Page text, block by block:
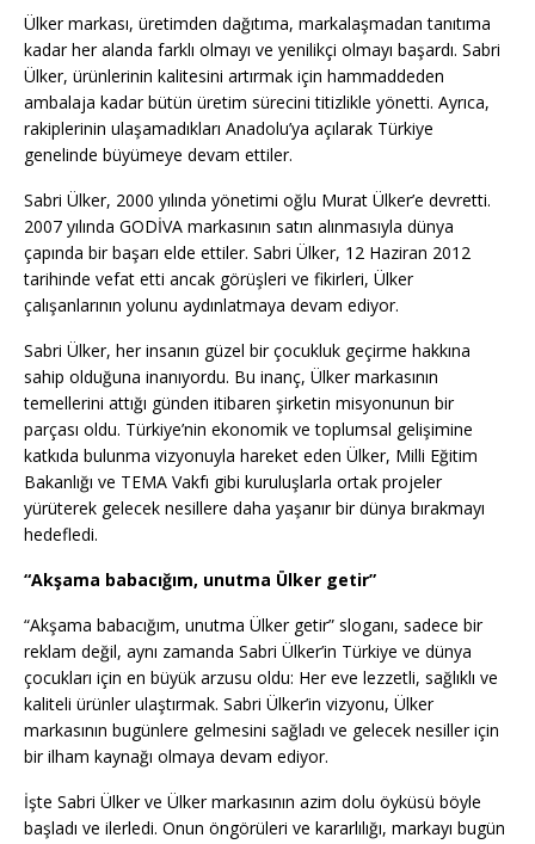
Ülker markası, üretimden dağıtıma, markalaşmadan tanıtıma
kadar her alanda farklı olmayı ve yenilikçi olmayı başardı. Sabri
Ülker, ürünlerinin kalitesini artırmak için hammaddeden
ambalaja kadar bütün üretim sürecini titizlikle yönetti. Ayrıca,
rakiplerinin ulaşamadıkları Anadolu’ya açılarak Türkiye
genelinde büyümeye devam ettiler.
Sabri Ülker, 2000 yılında yönetimi oğlu Murat Ülker’e devretti.
2007 yılında GODİVA markasının satın alınmasıyla dünya
çapında bir başarı elde ettiler. Sabri Ülker, 12 Haziran 2012
tarihinde vefat etti ancak görüşleri ve fikirleri, Ülker
çalışanlarının yolunu aydınlatmaya devam ediyor.
Sabri Ülker, her insanın güzel bir çocukluk geçirme hakkına
sahip olduğuna inanıyordu. Bu inanç, Ülker markasının
temellerini attığı günden itibaren şirketin misyonunun bir
parçası oldu. Türkiye’nin ekonomik ve toplumsal gelişimine
katkıda bulunma vizyonuyla hareket eden Ülker, Milli Eğitim
Bakanlığı ve TEMA Vakfı gibi kuruluşlarla ortak projeler
yürüterek gelecek nesillere daha yaşanır bir dünya bırakmayı
hedefledi.
“Akşama babacığım, unutma Ülker getir”
“Akşama babacığım, unutma Ülker getir” sloganı, sadece bir
reklam değil, aynı zamanda Sabri Ülker’in Türkiye ve dünya
çocukları için en büyük arzusu oldu: Her eve lezzetli, sağlıklı ve
kaliteli ürünler ulaştırmak. Sabri Ülker’in vizyonu, Ülker
markasının bugünlere gelmesini sağladı ve gelecek nesiller için
bir ilham kaynağı olmaya devam ediyor.
İşte Sabri Ülker ve Ülker markasının azim dolu öyküsü böyle
başladı ve ilerledi. Onun öngörüleri ve kararlılığı, markayı bugün